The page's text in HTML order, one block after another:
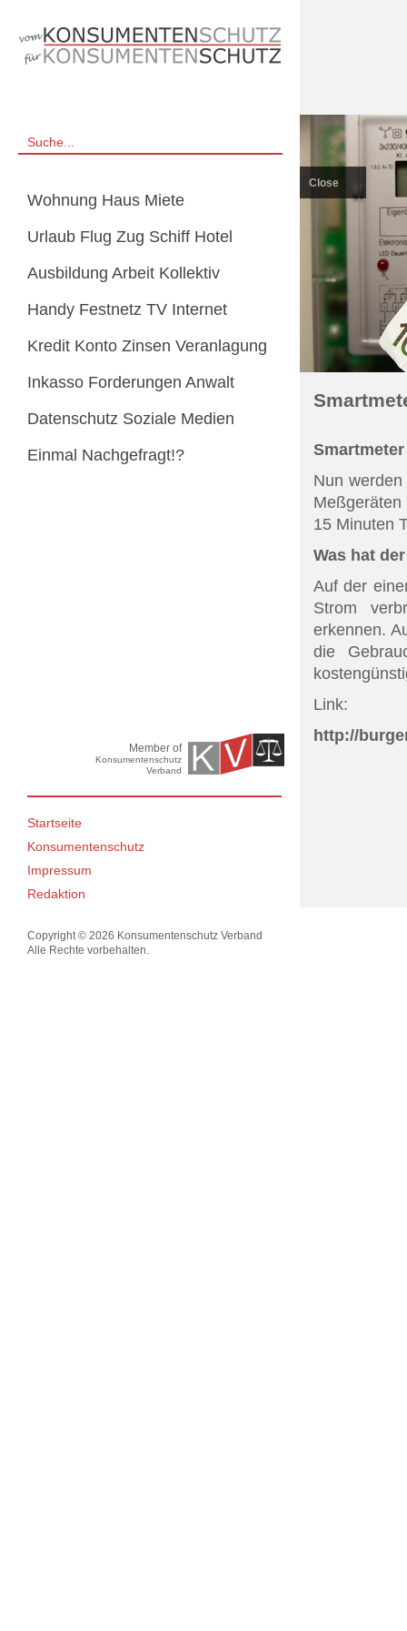
Wohnung Haus Miete
Urlaub Flug Zug Schiff Hotel
Ausbildung Arbeit Kollektiv
Handy Festnetz TV Internet
Kredit Konto Zinsen Veranlagung
Inkasso Forderungen Anwalt
Datenschutz Soziale Medien
Einmal Nachgefragt!?
Member of
Konsumentenschutz
Verband
Startseite
Konsumentenschutz
Impressum
Redaktion
Copyright © 2026 Konsumentenschutz Verband
Alle Rechte vorbehalten.
Close
Nun
15 Minuten
Was hat
Auf der
Strom
erkennen.
die
Link:
http://